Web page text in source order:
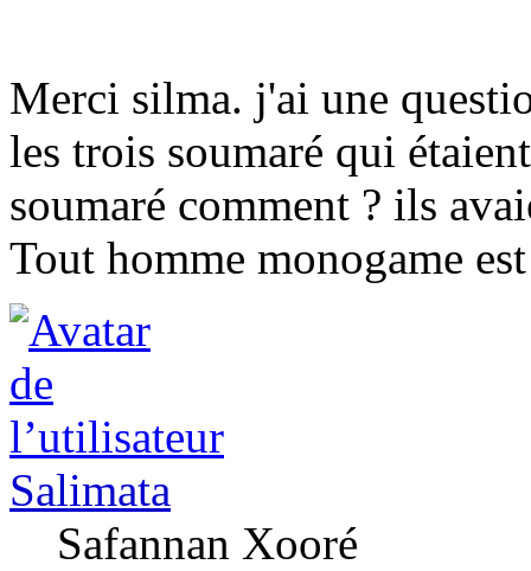
Merci silma. j'ai une
les trois soumaré qui
soumaré comment ? ils
Tout homme monogame
Salimata
Safannan Xooré